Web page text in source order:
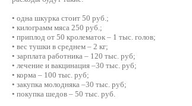
• одна шкурка стоит 50 руб.;
• килограмм мяса 250 руб.;
• приплод от 50 кролематок – 1 тыс. голов;
• вес тушки в среднем – 2 кг;
• зарплата работника – 120 тыс. руб;
• лечение и вакцинация –30 тыс. руб;
• корма – 100 тыс. руб;
• закупка молодняка –30 тыс. руб;
• покупка шедов – 50 тыс. руб.